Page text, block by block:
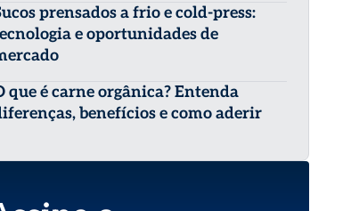
prensados a frio e cold-press:
e oportunidades de
que é carne orgânica? Entenda
benefícios e como aderir